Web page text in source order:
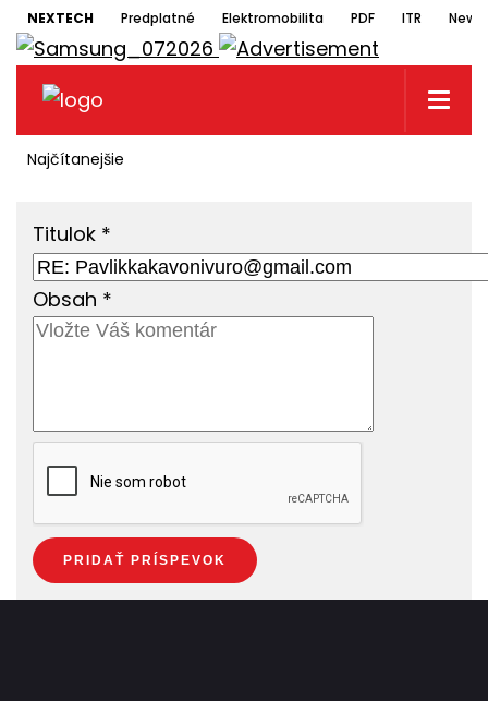
NEXTECH Predplatné Elektromobilita PDF ITR
Najčítanejšie
Titulok *
Obsah *